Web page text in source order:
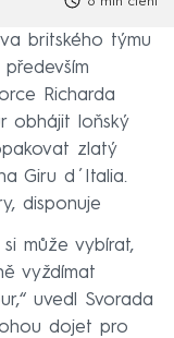
britského týmu
Richarda
obhájit loňský
zlatý
Giru d´Italia.
disponuje
může vybírat,
vyždímat
uvedl Svorada
dojet pro